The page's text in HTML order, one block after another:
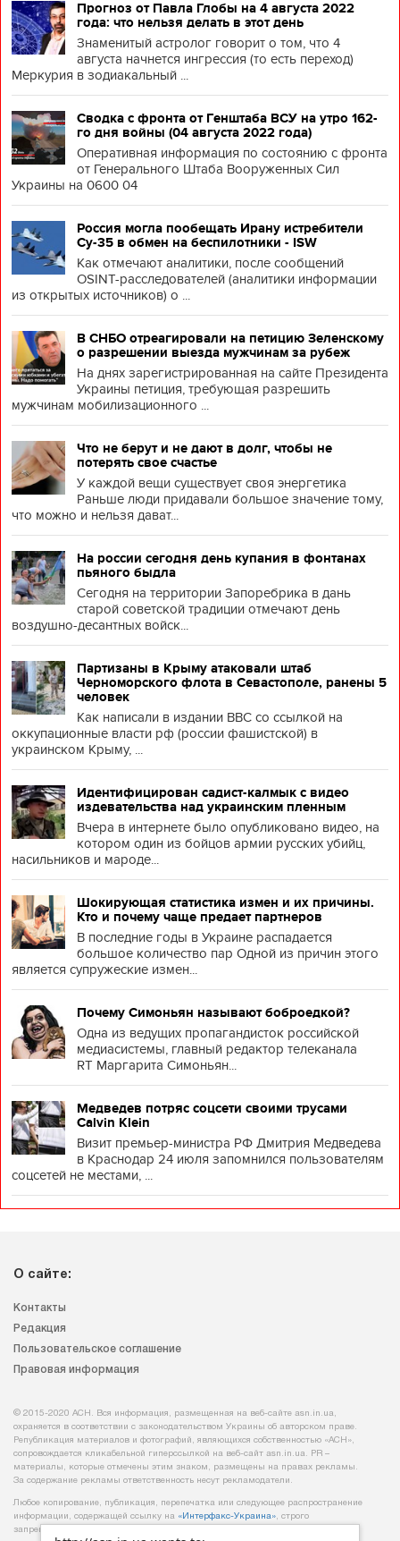
Прогноз от Павла Глобы на 4 августа 2022
года: что нельзя делать в этот день
Знаменитый астролог говорит о том, что 4
августа начнется ингрессия (то есть переход)
Меркурия в зодиакальный ...
Сводка с фронта от Генштаба ВСУ на утро 162-
го дня войны (04 августа 2022 года)
Оперативная информация по состоянию с фронта
от Генерального Штаба Вооруженных Сил
Украины на 0600 04
Россия могла пообещать Ирану истребители
Су-35 в обмен на беспилотники - ISW
Как отмечают аналитики, после сообщений
OSINT-расследователей (аналитики информации
из открытых источников) о ...
В СНБО отреагировали на петицию Зеленскому
о разрешении выезда мужчинам за рубеж
На днях зарегистрированная на сайте Президента
Украины петиция, требующая разрешить
мужчинам мобилизационного ...
Что не берут и не дают в долг, чтобы не
потерять свое счастье
У каждой вещи существует своя энергетика
Раньше люди придавали большое значение тому,
что можно и нельзя дават...
На россии сегодня день купания в фонтанах
пьяного быдла
Сегодня на территории Запоребрика в дань
старой советской традиции отмечают день
воздушно-десантных войск...
Партизаны в Крыму атаковали штаб
Черноморского флота в Севастополе, ранены 5
человек
Как написали в издании BBC со ссылкой на
оккупационные власти рф (россии фашистской) в
украинском Крыму, ...
Идентифицирован садист-калмык с видео
издевательства над украинским пленным
Вчера в интернете было опубликовано видео, на
котором один из бойцов армии русских убийц,
насильников и мароде...
Шокирующая статистика измен и их причины.
Кто и почему чаще предает партнеров
В последние годы в Украине распадается
большое количество пар Одной из причин этого
является супружеские измен...
Почему Симоньян называют боброедкой?
Одна из ведущих пропагандисток российской
медиасистемы, главный редактор телеканала
RT Маргарита Симоньян...
Медведев потряс соцсети своими трусами
Calvin Klein
Визит премьер-министра РФ Дмитрия Медведева
в Краснодар 24 июля запомнился пользователям
соцсетей не местами, ...
О сайте:
Контакты
Редакция
Пользовательское соглашение
Правовая информация
© 2015-2020 АСН. Вся информация, размещенная на веб-сайте asn.in.ua,
охраняется в соответствии с законодательством Украины об авторском праве.
Републикация материалов и фотографий, являющихся собственностью «АСН»,
сопровождается кликабельной гиперссылкой на веб-сайт asn.іn.ua. PR –
материалы, которые отмечены этим знаком, размещены на правах рекламы.
За содержание рекламы ответственность несут рекламодатели.
Любое копирование, публикация, перепечатка или следующее распространение
информации, содержащей ссылку на «Интерфакс-Украина», строго
запрещается.